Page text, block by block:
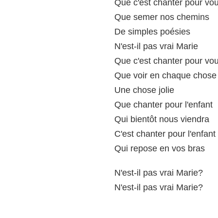
Que c'est chanter pour
Que semer nos chemins
De simples poésies
N'est-il pas vrai Marie
Que c'est chanter pour
Que voir en chaque chose
Une chose jolie
Que chanter pour l'enfant
Qui bientôt nous viendra
C'est chanter pour l'enfant
Qui repose en vos bras
N'est-il pas vrai Marie?
N'est-il pas vrai Marie?